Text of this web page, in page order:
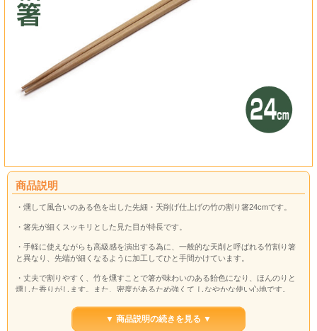
商品説明
・燻して風合いのある色を出した先細・天削げ仕上げの竹の割り箸24cmです。
・箸先が細くスッキリとした見た目が特長です。
・手軽に使えながらも高級感を演出する為に、一般的な天削と呼ばれる竹割り箸
と異なり、先端が細くなるように加工してひと手間かけています。
・丈夫で割りやすく、竹を燻すことで箸が味わいのある飴色になり、ほんのりと
燻した香りがします。また、密度があるため強くて しなやかな使い心地です。
▼ 商品説明の続きを見る ▼